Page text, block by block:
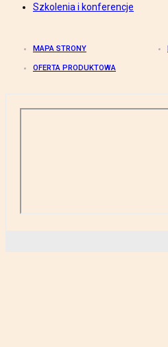
Szkolenia i konferencje
MAPA STRONY
OFERTA PRODUKTOWA